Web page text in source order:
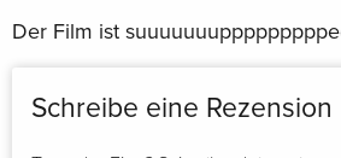
Der Film ist
Schreibe eine Rezension